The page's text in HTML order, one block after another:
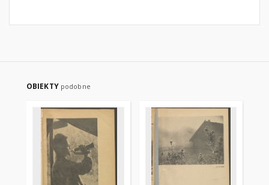
OBIEKTY podobne